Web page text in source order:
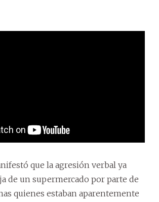
que la agresión verbal ya
de un supermercado por parte de
quienes estaban aparentemente